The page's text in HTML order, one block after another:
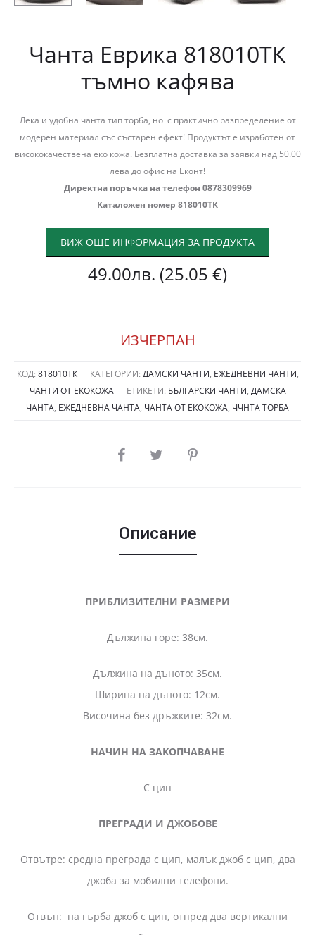
Чанта Еврика 818010ТК
тъмно кафява
Лека и удобна чанта тип торба, но с практично разпределение от
модерен материал със състарен ефект! Продуктът е изработен от
висококачествена еко кожа. Безплатна доставка за заявки над 50.00
лева до офис на Еконт!
Директна поръчка на телефон 0878309969
Каталожен номер 818010ТК
ВИЖ ОЩЕ ИНФОРМАЦИЯ ЗА ПРОДУКТА
49.00лв. (25.05 €)
ИЗЧЕРПАН
КОД: 818010ТК КАТЕГОРИИ: ДАМСКИ ЧАНТИ, ЕЖЕДНЕВНИ ЧАНТИ,
ЧАНТИ ОТ ЕКОКОЖА
ЕТИКЕТИ: БЪЛГАРСКИ ЧАНТИ, ДАМСКА
ЧАНТА, ЕЖЕДНЕВНА ЧАНТА, ЧАНТА ОТ ЕКОКОЖА, ЧЧНТА ТОРБА
SHARE
Описание
ПРИБЛИЗИТЕЛНИ РАЗМЕРИ
Дължина горе: 38см.
Дължина на дъното: 35см.
Ширина на дъното: 12см.
Височина без дръжките: 32см.
НАЧИН НА ЗАКОПЧАВАНЕ
С цип
ПРЕГРАДИ И ДЖОБОВЕ
Отвътре: средна преграда с цип, малък джоб с цип, два
джоба за мобилни телефони.
Отвън: на гърба джоб с цип, отпред два вертикални